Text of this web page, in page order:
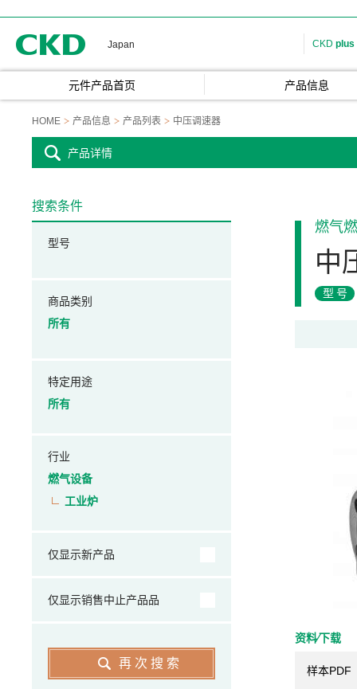
Japan CKD plus
元件产品首页 产品信息
HOME 产品信息 产品列表 中压调速器
产品详情
燃气
中
型号
资料⁄下载
样本PDF
搜索条件
型号
商品类别
所有
特定用途
所有
行业
燃气设备
工业炉
仅显示新产品
仅显示销售中止产品品
再次搜索